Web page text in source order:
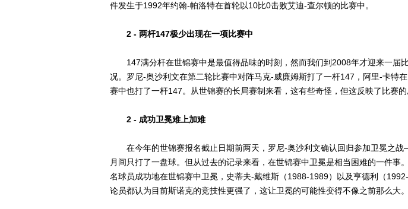
件发生于1992年约翰-帕洛特在首轮以10比0击败艾迪-查尔顿的比赛中。
2 - 两杆147极少出现在一项比赛中
147满分杆在世锦赛中是最值得品味的时刻，然而我们到2008年才迎来一届
况。罗尼-奥沙利文在第二轮比赛中对阵马克-威廉姆斯打了一杆147，阿里-卡特
赛中也打了一杆147。从世锦赛的长局赛制来看，这有些奇怪，但这反映了比赛的
2 - 成功卫冕难上加难
在今年的世锦赛报名截止日期前两天，罗尼-奥沙利文确认回归参加卫冕之
月间只打了一盘球。但从过去的记录来看，在世锦赛中卫冕是相当困难的一件事
名球员成功地在世锦赛中卫冕，史蒂夫-戴维斯（1988-1989）以及亨德利（
论员都认为目前斯诺克的竞技性更强了，这让卫冕的可能性变得不像之前那么大。